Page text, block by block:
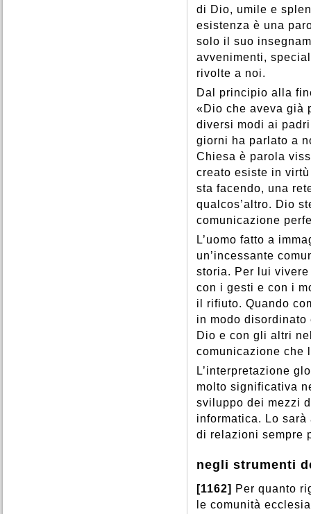
di Dio, umile e
esistenza è una
solo il suo
avvenimenti,
rivolte a noi.
Dal principio alla
«Dio che aveva già
diversi modi ai
giorni ha parlato a
Chiesa è parola
creato esiste in
sta facendo, una
qualcos’altro. Dio
comunicazione
L’uomo fatto a
un’incessante
storia. Per lui
con i gesti e con i
il rifiuto. Quando
in modo
Dio e con gli altri
comunicazione che
L’interpretazione
molto significativa
sviluppo dei mezzi
informatica. Lo
di relazioni sempre
negli strumenti
[1162] Per quanto
le comunità